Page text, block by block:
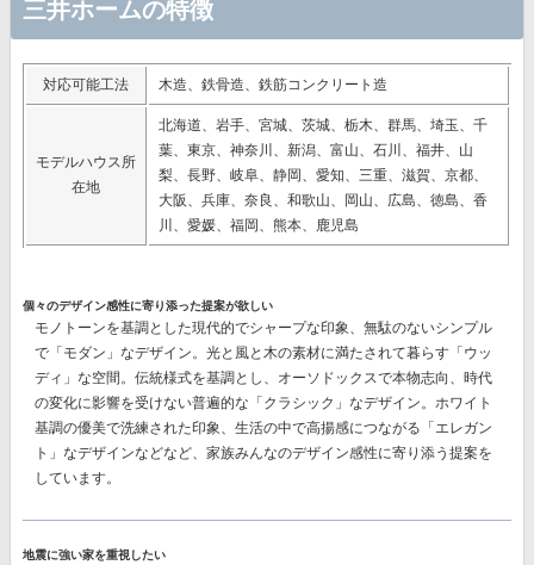
三井ホームの特徴
対応可能工法 木造、鉄骨造、鉄筋コンクリート造
モデルハウス所
在地
北海道、岩手、宮城、茨城、栃木、群馬、埼玉、千
葉、東京、神奈川、新潟、富山、石川、福井、山
梨、長野、岐阜、静岡、愛知、三重、滋賀、京都、
大阪、兵庫、奈良、和歌山、岡山、広島、徳島、香
川、愛媛、福岡、熊本、鹿児島
個々のデザイン感性に寄り添った提案が欲しい
モノトーンを基調とした現代的でシャープな印象、無駄のないシンプル
で「モダン」なデザイン。光と風と木の素材に満たされて暮らす「ウッ
ディ」な空間。伝統様式を基調とし、オーソドックスで本物志向、時代
の変化に影響を受けない普遍的な「クラシック」なデザイン。ホワイト
基調の優美で洗練された印象、生活の中で高揚感につながる「エレガン
ト」なデザインなどなど、 家族みんなのデザイン感性に寄り添う提案を
しています。
地震に強い家を重視したい